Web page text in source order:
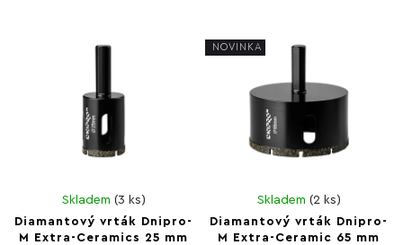
Diamantový vrták Dnipro-
M Extra-Ceramics 25 mm
Skladem (3 ks)
NOVINKA
Diamantový vrták Dnipro-
M Extra-Ceramic 65 mm
Skladem (2 ks)